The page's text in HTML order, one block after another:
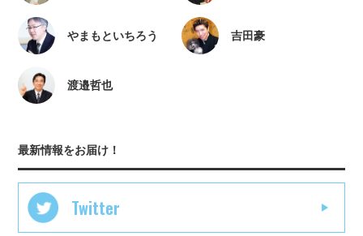
やまもといちろう 吉田豪
渡邉哲也
最新情報をお届け！
Twitter